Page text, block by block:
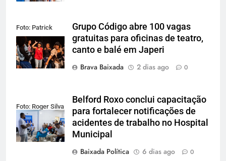
Foto: Patrick
Lima
Grupo Código abre 100 vagas
gratuitas para oficinas de teatro,
canto e balé em Japeri
Brava Baixada
2 dias ago 0
Foto: Roger Silva
Belford Roxo conclui capacitação
para fortalecer notificações de
acidentes de trabalho no Hospital
Municipal
Baixada Política
6 dias ago 0